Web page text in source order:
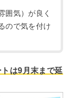
囲気）が良く
ので気を付け
は9月末まで延